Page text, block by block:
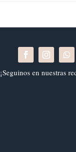
¡Seguinos en nuestras